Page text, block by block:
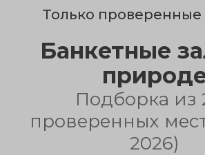
Свадьба
День рождения
Корпоратив
Только
Банкетные
Подборка из
проверенных
2026)